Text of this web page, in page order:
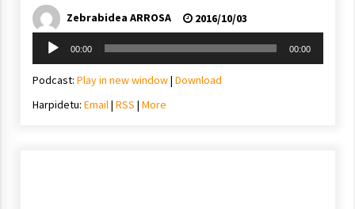
Zebrabidea ARROSA
2016/10/03
Soinu
erreproduzigailua
00:00 00:00
Podcast: Play in new window| Download
Harpidetu: Email| RSS | More